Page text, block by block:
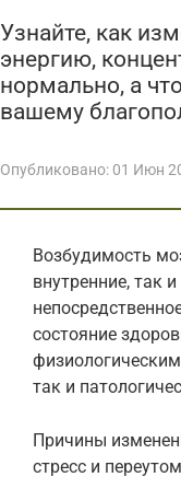
Узнайте, как
энергию,
нормально, а
вашему
Опубликовано: 01 Июн
Возбудимость
внутренние, так
состояние
так и
Причины
стресс и